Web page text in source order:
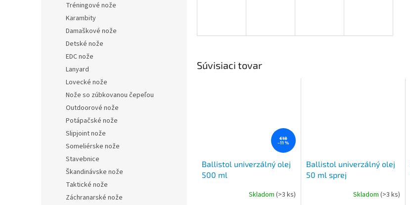
Tréningové nože
Karambity
Damaškové nože
Detské nože
EDC nože
Lanyard
Lovecké nože
Nože so zúbkovanou čepeľou
Outdoorové nože
Potápačské nože
Slipjoint nože
Someliérske nože
Stavebnice
Škandinávske nože
Taktické nože
Záchranarské nože
Súvisiaci tovar
€18
–11 %
Ballistol univerzálný olej
500 ml
Skladom (>3 ks)
Ballistol univerzálný olej
50 ml sprej
Skladom (>3 ks)